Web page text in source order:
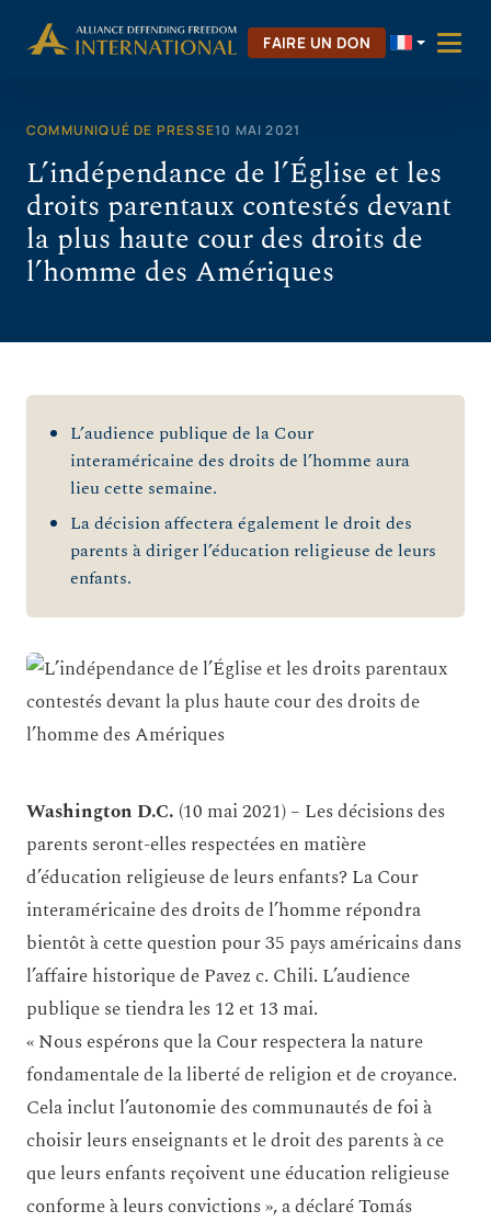
FAIRE UN DON
COMMUNIQUÉ DE PRESSE10 MAI 2021
L’indépendance de l’Église et les
droits parentaux contestés devant
la plus haute cour des droits de
l’homme des Amériques
L’audience publique de la Cour
interaméricaine des droits de l’homme aura
lieu cette semaine.
La décision affectera également le droit des
parents à diriger l’éducation religieuse de leurs
enfants.
Washington D.C. (10 mai 2021) – Les décisions des
parents seront-elles respectées en matière
d’éducation religieuse de leurs enfants? La Cour
interaméricaine des droits de l’homme répondra
bientôt à cette question pour 35 pays américains dans
l’affaire historique de Pavez c. Chili. L’audience
publique se tiendra les 12 et 13 mai.
« Nous espérons que la Cour respectera la nature
fondamentale de la liberté de religion et de croyance.
Cela inclut l’autonomie des communautés de foi à
choisir leurs enseignants et le droit des parents à ce
que leurs enfants reçoivent une éducation religieuse
conforme à leurs convictions », a déclaré Tomás